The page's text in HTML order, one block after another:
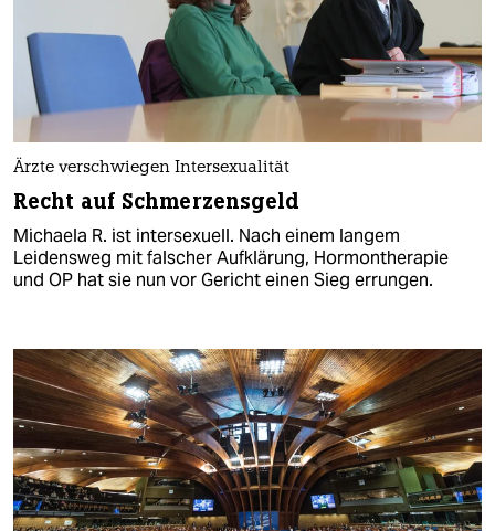
Ärzte verschwiegen Intersexualität
Recht auf Schmerzensgeld
Michaela R. ist intersexuell. Nach einem langem
Leidensweg mit falscher Aufklärung, Hormontherapie
und OP hat sie nun vor Gericht einen Sieg errungen.